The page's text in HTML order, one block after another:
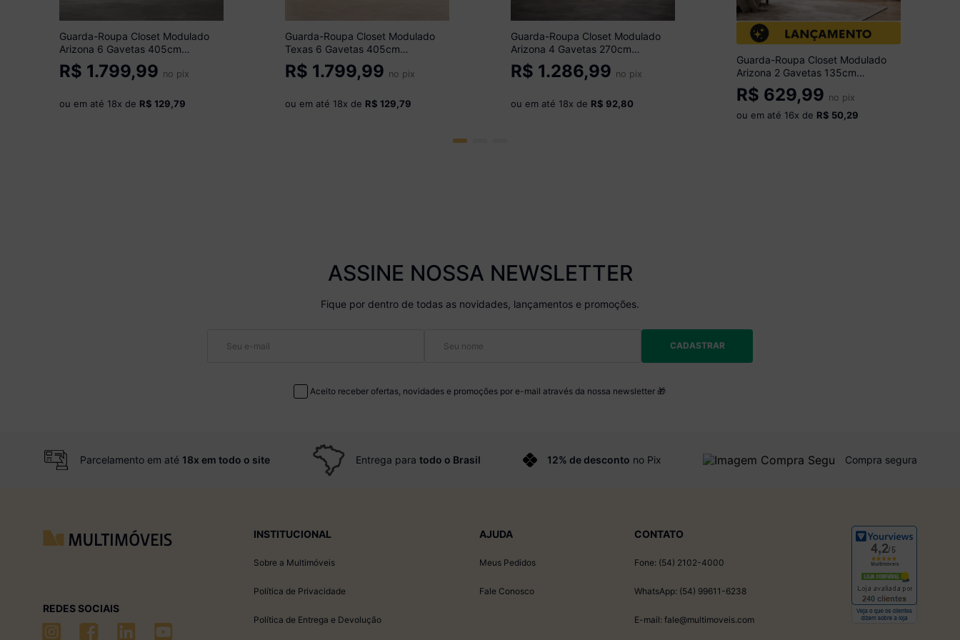
Guarda-Roupa Closet Modulado
Arizona 6 Gavetas 405cm
Multimóveis MP4785
Branco/Madeirado
R$ 1.799,99 no pix
ou em até 18x de R$ 129,79
Guarda-Roupa Closet Modulado
Texas 6 Gavetas 405cm
Multimóveis MP4788
Branco/Madeirado
R$ 1.799,99 no pix
ou em até 18x de R$ 129,79
Guarda-Roupa Closet Modulado
Arizona 4 Gavetas 270cm
Multimóveis MP4784
Branco/Madeirado
R$ 1.286,99 no pix
ou em até 18x de R$ 92,80
Guarda-Roupa Closet Modulado
Arizona 2 Gavetas 135cm
Multimóveis MP4783
Preto/Madeirado
R$ 629,99 no pix
ou em até 16x de R$ 50,29
ASSINE NOSSA NEWSLETTER
Fique por dentro de todas as novidades, lançamentos e promoções.
CADASTRAR
Aceito receber ofertas, novidades e promoções por e-mail através da nossa newsletter 🎁
Parcelamento em até 18x em todo o site Entrega paratodo o Brasil 12% de desconto no Pix Compra segura
REDES SOCIAIS
INSTITUCIONAL
Sobre a Multimóveis
Política de Privacidade
Política de Entrega e Devolução
AJUDA
Meus Pedidos
Fale Conosco
CONTATO
Fone: (54) 2102-4000
WhatsApp: (54) 99611-6238
E-mail: fale@multimoveis.com